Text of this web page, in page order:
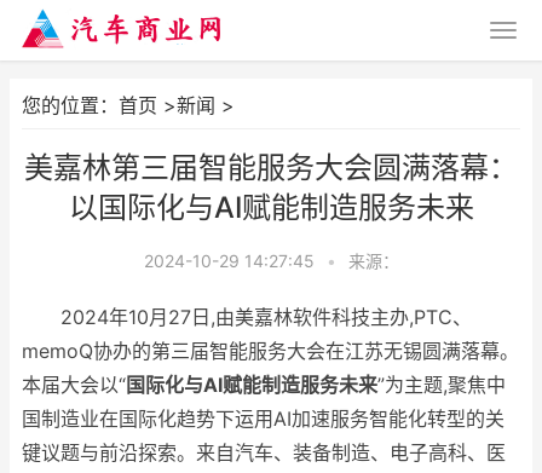
您的位置： 首页 >新闻 >
美嘉林第三届智能服务大会圆满落幕：
以国际化与AI赋能制造服务未来
2024-10-29 14:27:45 • 来源：
2024年10月27日,由美嘉林软件科技主办,PTC、
memoQ协办的第三届智能服务大会在江苏无锡圆满落幕。
本届大会以“国际化与AI赋能制造服务未来”为主题,聚焦中
国制造业在国际化趋势下运用AI加速服务智能化转型的关
键议题与前沿探索。来自汽车、装备制造、电子高科、医